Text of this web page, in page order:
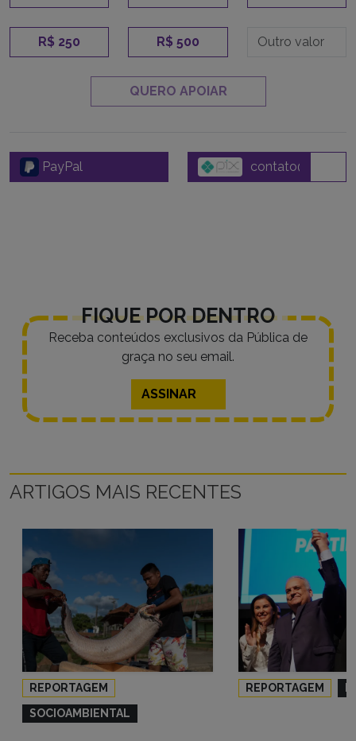
R$ 250 R$ 500
QUERO APOIAR
PayPal
FIQUE POR DENTRO
Receba conteúdos exclusivos da Pública de
graça no seu email.
ASSINAR
ARTIGOS MAIS RECENTES
REPORTAGEM
SOCIOAMBIENTAL
REPORTAGEM